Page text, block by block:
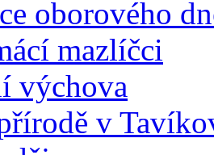
oborového
mazlíčci
výchova
v